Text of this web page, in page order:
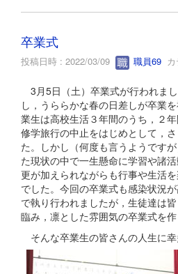
卒業式
投稿日時 : 2022/03/09 職員69
3月5日（土）卒業式が行われま
し，うららかな春の日差しが卒業
業生は高校生活３年間のうち，２
修学旅行の中止をはじめとして，
た。しかし（何度も言うようです
た現状の中で一生懸命に学習や諸
更が加えられながらも行事や生活
でした。今回の卒業式も感染状況
で執り行われましたが，生徒達は
臨み，凛とした雰囲気の卒業式を作
そんな卒業生の皆さんの人生に